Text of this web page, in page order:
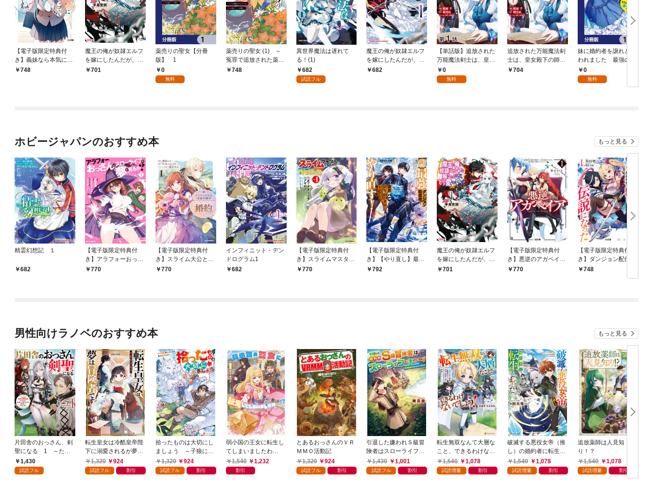
【電子版限定特典付
き】義妹なら本気にな
ってもいいよね？1
748
魔王の俺が奴隷エルフ
を嫁にしたんだが、ど
う愛でればいい？1
701
薬売りの聖女【分冊
版】 1
0
無料
薬売りの聖女 (1) ～
冤罪で追放された薬師
は、辺境の地で幸せを
748
異世界魔法は遅れて
る！(1)
682
試読フル
魔王の俺が奴隷エルフ
を嫁にしたんだが、ど
う愛でればいい？1
682
【単話版】追放された
万能魔法剣士は、皇女
殿下の師匠となる@C
OMIC 第1話
0
無料
追放された万能魔法剣
士は、皇女殿下の師匠
となる@COMIC 第1巻
704
妹に婚約者を譲れと言
われました 最強の竜
に気に入られてまさか
の王国乗っ取り？【分
0
無料
ホビージャパンのおすすめ本 もっと見る
精霊幻想記 １
682
【電子版限定特典付
き】アラフォーおっさ
んはスローライフの夢
770
【電子版限定特典付
き】スライム大公と没
落令嬢のあんがい幸せ
770
インフィニット・デン
ドログラム1
682
【電子版限定特典付
き】スライムマスター
ちゃんのVRMMO1
770
【電子版限定特典付
き】【やり直し】最強
ダンジョン配信者！ 突
792
魔王の俺が奴隷エルフ
を嫁にしたんだが、ど
う愛でればいい？1
701
【電子版限定特典付
き】悪逆のアガペイア
1 ～恋愛RPG最強の
770
【電子版限定特典付
き】ダンジョン配信者
を救って大バズりした
転生陰陽師、うっかり
748
男性向けラノベのおすすめ本 もっと見る
片田舎のおっさん、剣
聖になる 1 ～ただ
の田舎の剣術師範だっ
たのに、大成した弟子
1,430
試読フル
転生皇女は冷酷皇帝陛
下に溺愛されるが夢は
冒険者です！
1,320 924
試読フル 割引
拾ったものは大切にし
ましょう ～子狼に気
に入られた男の転移物
語～
1,320 924
試読フル 割引
弱小国の王女に転生し
てしまいましたわ
～！？ 1巻
1,540 1,232
割引
とあるおっさんのＶＲ
ＭＭＯ活動記
1,320
924
試読フル 割引
引退した嫌われＳ級冒
険者はスローライフに
浸りたいのに！ 気が
付いたら辺境が世界最
1,430 1,001
試読フル 割引
転生無双なんて大層な
こと、できるわけない
でしょう！ 公爵令息
が家族、友達、精霊と
1,540 1,078
試読増量 割引
破滅する悪役女帝（推
し）の婚約者に転生し
ました。
1,540 1,078
試読増量 割引
追放薬師は人見知
り！？
1,540
1,078
試読増量 割引